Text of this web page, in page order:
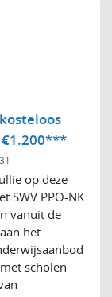
op deze
SWV PPO-NK
vanuit de
het
scholen